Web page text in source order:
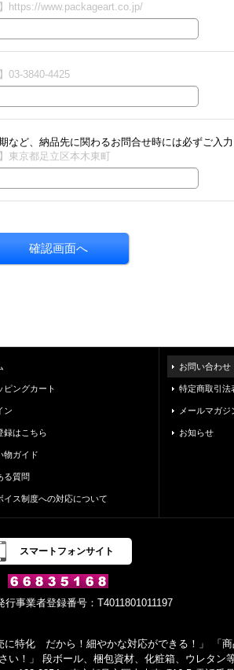
】https://www.packageart.co.jp/
03-3840-4425
など、納品先に関わるお問合せ時には必ずご入
】東京都足立区本木東町
ピングカート
ン
録はこちら
物ガイド
る質問
イス制度への対応について
お問い合わせ
特定商取引法
メールマガジ
お知らせ
スマートフォンサイト
行事業者登録番号：T4011801011197
に特化 だから！細やかな対応ができる！」
！」 段ボール、梱包資材、化粧箱、ウレタ